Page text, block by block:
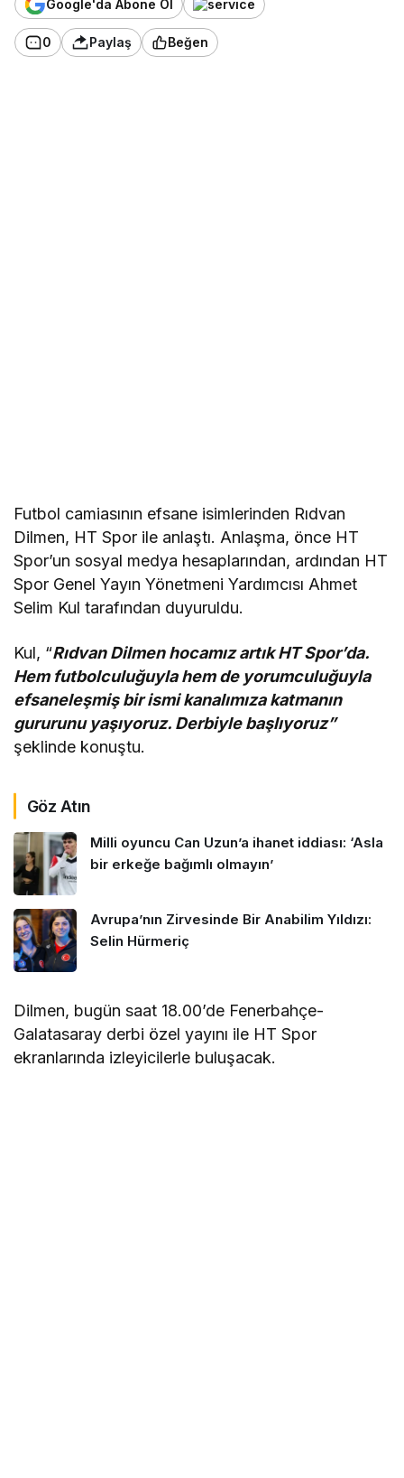
Google'da Abone Ol
0 Paylaş Beğen
Futbol camiasının efsane isimlerinden Rıdvan
Dilmen, HT Spor ile anlaştı. Anlaşma, önce HT
Spor’un sosyal medya hesaplarından, ardından HT
Spor Genel Yayın Yönetmeni Yardımcısı Ahmet
Selim Kul tarafından duyuruldu.
Kul, “Rıdvan Dilmen hocamız artık HT Spor’da.
Hem futbolculuğuyla hem de yorumculuğuyla
efsaneleşmiş bir ismi kanalımıza katmanın
gururunu yaşıyoruz. Derbiyle başlıyoruz”
şeklinde konuştu.
Göz Atın
Milli oyuncu Can Uzun’a ihanet iddiası: ‘Asla
bir erkeğe bağımlı olmayın’
Avrupa’nın Zirvesinde Bir Anabilim Yıldızı:
Selin Hürmeriç
Dilmen, bugün saat 18.00’de Fenerbahçe-
Galatasaray derbi özel yayını ile HT Spor
ekranlarında izleyicilerle buluşacak.